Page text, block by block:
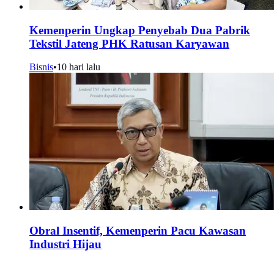
Kemenperin Ungkap Penyebab Dua Pabrik
Tekstil Jateng PHK Ratusan Karyawan
Bisnis•10 hari lalu
Obral Insentif, Kemenperin Pacu Kawasan
Industri Hijau